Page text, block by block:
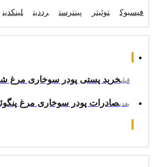
فیسبوک توئیتر پینترست رددیت لینکدین
قبلیخرید پستی پودر سوخاری مرغ
بعدیصادرات پودر سوخاری مرغ